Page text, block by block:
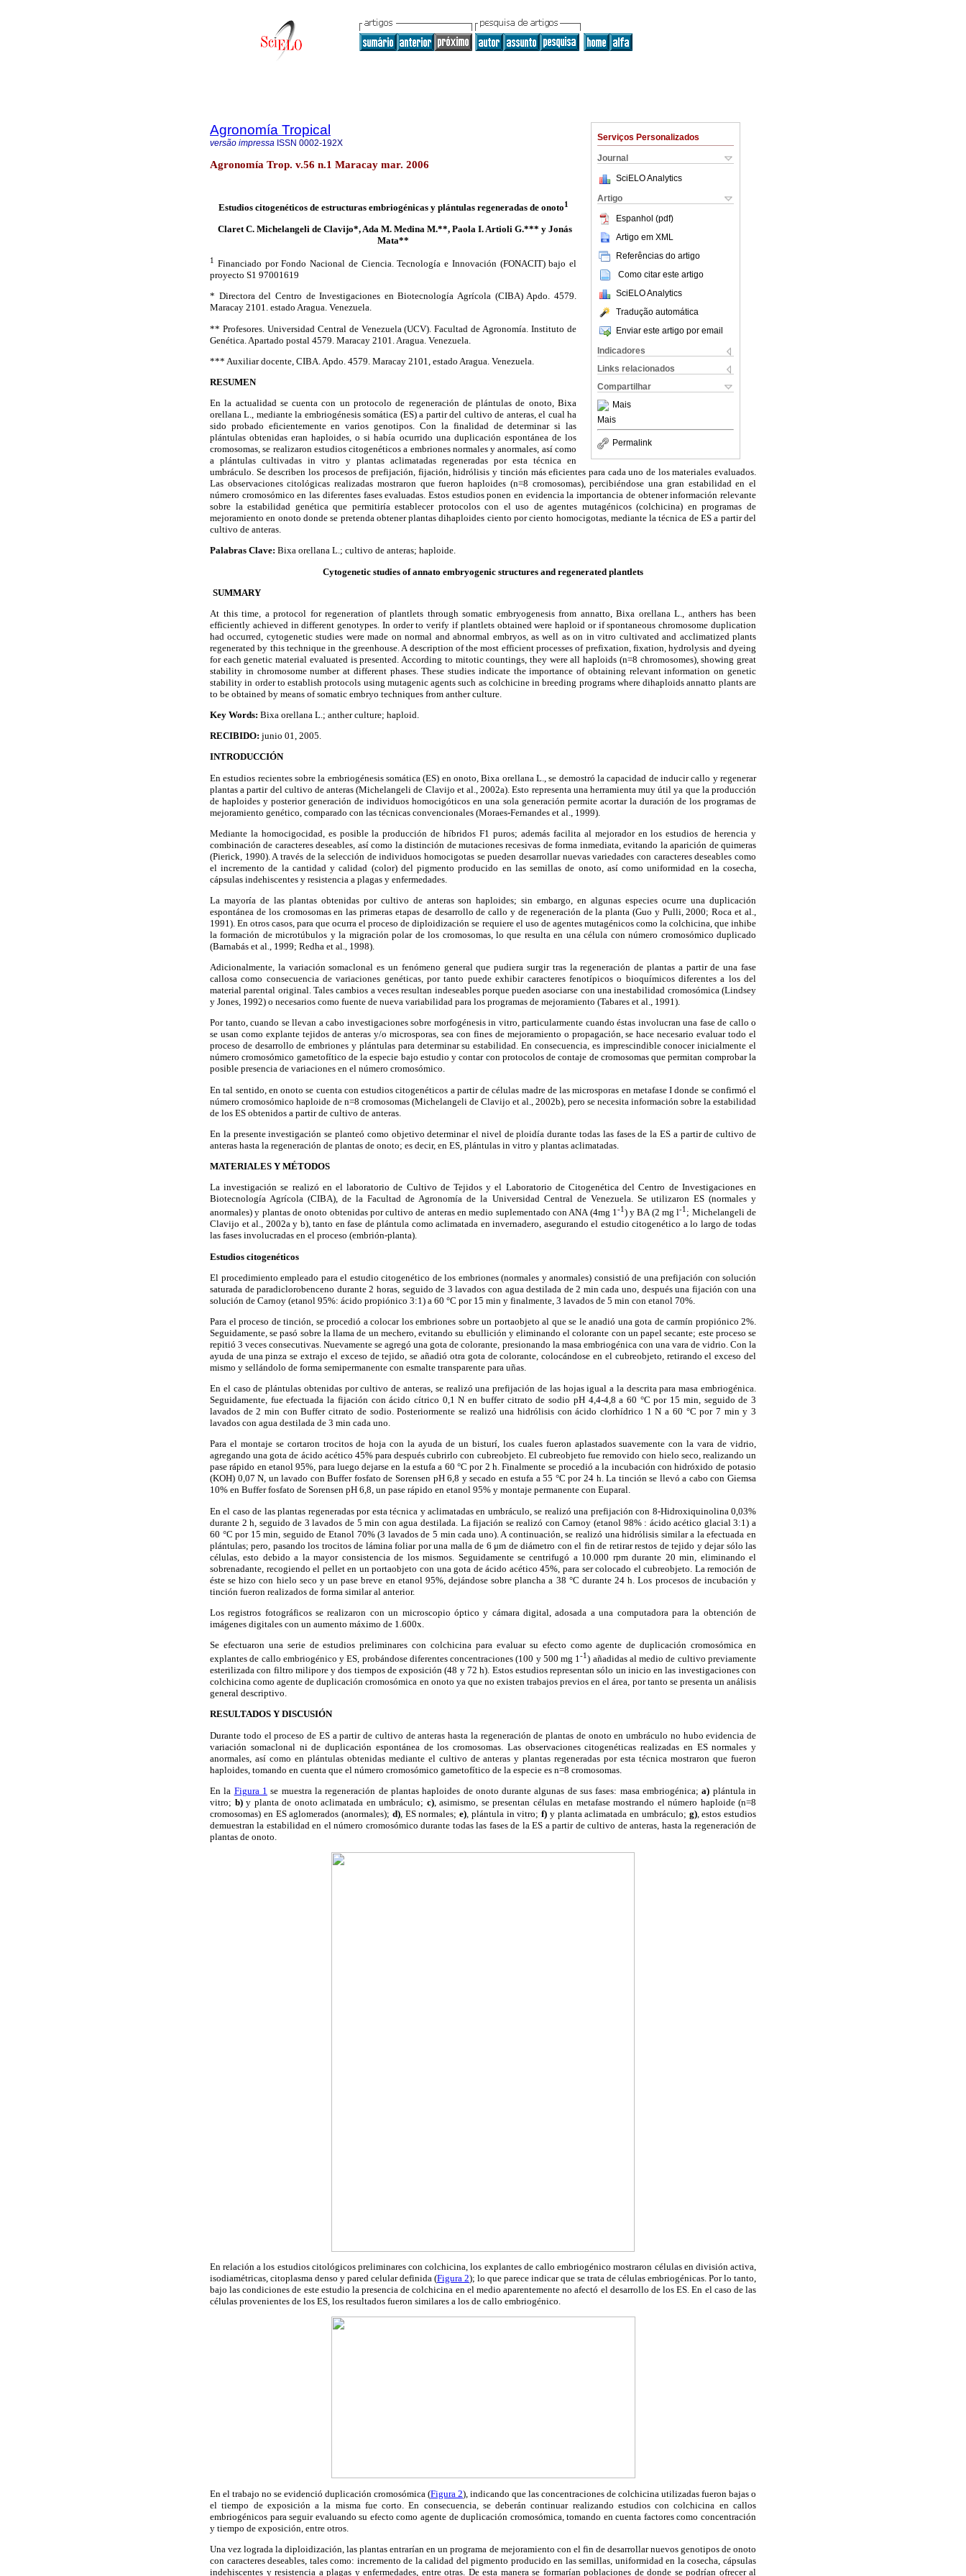
Serviços Personalizados
Journal
SciELO Analytics
Artigo
Espanhol (pdf)
Artigo em XML
Referências do artigo
Como citar este artigo
SciELO Analytics
Tradução automática
Enviar este artigo por email
Indicadores
Links relacionados
Compartilhar
Mais
Mais
Permalink
Agronomía Tropical
versão impressa ISSN 0002-192X
Agronomía Trop. v.56 n.1 Maracay mar. 2006
Estudios citogenéticos de estructuras embriogénicas y plántulas regeneradas de onoto1
Claret C. Michelangeli de Clavijo*, Ada M. Medina M.**, Paola I. Artioli G.*** y Jonás
Mata**
1 Financiado por Fondo Nacional de Ciencia. Tecnología e Innovación (FONACIT) bajo el
proyecto S1 97001619
* Directora del Centro de Investigaciones en Biotecnología Agrícola (CIBA) Apdo. 4579.
Maracay 2101. estado Aragua. Venezuela.
** Profesores. Universidad Central de Venezuela (UCV). Facultad de Agronomía. Instituto de
Genética. Apartado postal 4579. Maracay 2101. Aragua. Venezuela.
*** Auxiliar docente, CIBA. Apdo. 4579. Maracay 2101, estado Aragua. Venezuela.
RESUMEN
En la actualidad se cuenta con un protocolo de regeneración de plántulas de onoto, Bixa
orellana L., mediante la embriogénesis somática (ES) a partir del cultivo de anteras, el cual ha
sido probado eficientemente en varios genotipos. Con la finalidad de determinar si las
plántulas obtenidas eran haploides, o si había ocurrido una duplicación espontánea de los
cromosomas, se realizaron estudios citogenéticos a embriones normales y anormales, así como
a plántulas cultivadas in vitro y plantas aclimatadas regeneradas por esta técnica en
umbráculo. Se describen los procesos de prefijación, fijación, hidrólisis y tinción más eficientes para cada uno de los materiales evaluados.
Las observaciones citológicas realizadas mostraron que fueron haploides (n=8 cromosomas), percibiéndose una gran estabilidad en el
número cromosómico en las diferentes fases evaluadas. Estos estudios ponen en evidencia la importancia de obtener información relevante
sobre la estabilidad genética que permitiría establecer protocolos con el uso de agentes mutagénicos (colchicina) en programas de
mejoramiento en onoto donde se pretenda obtener plantas dihaploides ciento por ciento homocigotas, mediante la técnica de ES a partir del
cultivo de anteras.
Palabras Clave: Bixa orellana L.; cultivo de anteras; haploide.
Cytogenetic studies of annato embryogenic structures and regenerated plantlets
SUMMARY
At this time, a protocol for regeneration of plantlets through somatic embryogenesis from annatto, Bixa orellana L., anthers has been
efficiently achieved in different genotypes. In order to verify if plantlets obtained were haploid or if spontaneous chromosome duplication
had occurred, cytogenetic studies were made on normal and abnormal embryos, as well as on in vitro cultivated and acclimatized plants
regenerated by this technique in the greenhouse. A description of the most efficient processes of prefixation, fixation, hydrolysis and dyeing
for each genetic material evaluated is presented. According to mitotic countings, they were all haploids (n=8 chromosomes), showing great
stability in chromosome number at different phases. These studies indicate the importance of obtaining relevant information on genetic
stability in order to establish protocols using mutagenic agents such as colchicine in breeding programs where dihaploids annatto plants are
to be obtained by means of somatic embryo techniques from anther culture.
Key Words: Bixa orellana L.; anther culture; haploid.
RECIBIDO: junio 01, 2005.
INTRODUCCIÓN
En estudios recientes sobre la embriogénesis somática (ES) en onoto, Bixa orellana L., se demostró la capacidad de inducir callo y regenerar
plantas a partir del cultivo de anteras (Michelangeli de Clavijo et al., 2002a). Esto representa una herramienta muy útil ya que la producción
de haploides y posterior generación de individuos homocigóticos en una sola generación permite acortar la duración de los programas de
mejoramiento genético, comparado con las técnicas convencionales (Moraes-Fernandes et al., 1999).
Mediante la homocigocidad, es posible la producción de híbridos F1 puros; además facilita al mejorador en los estudios de herencia y
combinación de caracteres deseables, así como la distinción de mutaciones recesivas de forma inmediata, evitando la aparición de quimeras
(Pierick, 1990). A través de la selección de individuos homocigotas se pueden desarrollar nuevas variedades con caracteres deseables como
el incremento de la cantidad y calidad (color) del pigmento producido en las semillas de onoto, así como uniformidad en la cosecha,
cápsulas indehiscentes y resistencia a plagas y enfermedades.
La mayoría de las plantas obtenidas por cultivo de anteras son haploides; sin embargo, en algunas especies ocurre una duplicación
espontánea de los cromosomas en las primeras etapas de desarrollo de callo y de regeneración de la planta (Guo y Pulli, 2000; Roca et al.,
1991). En otros casos, para que ocurra el proceso de diploidización se requiere el uso de agentes mutagénicos como la colchicina, que inhibe
la formación de microtúbulos y la migración polar de los cromosomas, lo que resulta en una célula con número cromosómico duplicado
(Barnabás et al., 1999; Redha et al., 1998).
Adicionalmente, la variación somaclonal es un fenómeno general que pudiera surgir tras la regeneración de plantas a partir de una fase
callosa como consecuencia de variaciones genéticas, por tanto puede exhibir caracteres fenotípicos o bioquímicos diferentes a los del
material parental original. Tales cambios a veces resultan indeseables porque pueden asociarse con una inestabilidad cromosómica (Lindsey
y Jones, 1992) o necesarios como fuente de nueva variabilidad para los programas de mejoramiento (Tabares et al., 1991).
Por tanto, cuando se llevan a cabo investigaciones sobre morfogénesis in vitro, particularmente cuando éstas involucran una fase de callo o
se usan como explante tejidos de anteras y/o microsporas, sea con fines de mejoramiento o propagación, se hace necesario evaluar todo el
proceso de desarrollo de embriones y plántulas para determinar su estabilidad. En consecuencia, es imprescindible conocer inicialmente el
número cromosómico gametofítico de la especie bajo estudio y contar con protocolos de contaje de cromosomas que permitan comprobar la
posible presencia de variaciones en el número cromosómico.
En tal sentido, en onoto se cuenta con estudios citogenéticos a partir de células madre de las microsporas en metafase I donde se confirmó el
número cromosómico haploide de n=8 cromosomas (Michelangeli de Clavijo et al., 2002b), pero se necesita información sobre la estabilidad
de los ES obtenidos a partir de cultivo de anteras.
En la presente investigación se planteó como objetivo determinar el nivel de ploidía durante todas las fases de la ES a partir de cultivo de
anteras hasta la regeneración de plantas de onoto; es decir, en ES, plántulas in vitro y plantas aclimatadas.
MATERIALES Y MÉTODOS
La investigación se realizó en el laboratorio de Cultivo de Tejidos y el Laboratorio de Citogenética del Centro de Investigaciones en
Biotecnología Agrícola (CIBA), de la Facultad de Agronomía de la Universidad Central de Venezuela. Se utilizaron ES (normales y
anormales) y plantas de onoto obtenidas por cultivo de anteras en medio suplementado con ANA (4mg 1-1) y BA (2 mg l-1 ; Michelangeli de
Clavijo et al., 2002a y b), tanto en fase de plántula como aclimatada en invernadero, asegurando el estudio citogenético a lo largo de todas
las fases involucradas en el proceso (embrión-planta).
Estudios citogenéticos
El procedimiento empleado para el estudio citogenético de los embriones (normales y anormales) consistió de una prefijación con solución
saturada de paradiclorobenceno durante 2 horas, seguido de 3 lavados con agua destilada de 2 min cada uno, después una fijación con una
solución de Carnoy (etanol 95%: ácido propiónico 3:1) a 60 °C por 15 min y finalmente, 3 lavados de 5 min con etanol 70%.
Para el proceso de tinción, se procedió a colocar los embriones sobre un portaobjeto al que se le anadió una gota de carmín propiónico 2%.
Seguidamente, se pasó sobre la llama de un mechero, evitando su ebullición y eliminando el colorante con un papel secante; este proceso se
repitió 3 veces consecutivas. Nuevamente se agregó una gota de colorante, presionando la masa embriogénica con una vara de vidrio. Con la
ayuda de una pinza se extrajo el exceso de tejido, se añadió otra gota de colorante, colocándose en el cubreobjeto, retirando el exceso del
mismo y sellándolo de forma semipermanente con esmalte transparente para uñas.
En el caso de plántulas obtenidas por cultivo de anteras, se realizó una prefijación de las hojas igual a la descrita para masa embriogénica.
Seguidamente, fue efectuada la fijación con ácido cítrico 0,1 N en buffer citrato de sodio pH 4,4-4,8 a 60 °C por 15 min, seguido de 3
lavados de 2 min con Buffer citrato de sodio. Posteriormente se realizó una hidrólisis con ácido clorhídrico 1 N a 60 °C por 7 min y 3
lavados con agua destilada de 3 min cada uno.
Para el montaje se cortaron trocitos de hoja con la ayuda de un bisturí, los cuales fueron aplastados suavemente con la vara de vidrio,
agregando una gota de ácido acético 45% para después cubrirlo con cubreobjeto. El cubreobjeto fue removido con hielo seco, realizando un
pase rápido en etanol 95%, para luego dejarse en la estufa a 60 °C por 2 h. Finalmente se procedió a la incubación con hidróxido de potasio
(KOH) 0,07 N, un lavado con Buffer fosfato de Sorensen pH 6,8 y secado en estufa a 55 °C por 24 h. La tinción se llevó a cabo con Giemsa
10% en Buffer fosfato de Sorensen pH 6,8, un pase rápido en etanol 95% y montaje permanente con Euparal.
En el caso de las plantas regeneradas por esta técnica y aclimatadas en umbráculo, se realizó una prefijación con 8-Hidroxiquinolina 0,03%
durante 2 h, seguido de 3 lavados de 5 min con agua destilada. La fijación se realizó con Carnoy (etanol 98% : ácido acético glacial 3:1) a
60 °C por 15 min, seguido de Etanol 70% (3 lavados de 5 min cada uno). A continuación, se realizó una hidrólisis similar a la efectuada en
plántulas; pero, pasando los trocitos de lámina foliar por una malla de 6 μm de diámetro con el fin de retirar restos de tejido y dejar sólo las
células, esto debido a la mayor consistencia de los mismos. Seguidamente se centrifugó a 10.000 rpm durante 20 min, eliminando el
sobrenadante, recogiendo el pellet en un portaobjeto con una gota de ácido acético 45%, para ser colocado el cubreobjeto. La remoción de
éste se hizo con hielo seco y un pase breve en etanol 95%, dejándose sobre plancha a 38 °C durante 24 h. Los procesos de incubación y
tinción fueron realizados de forma similar al anterior.
Los registros fotográficos se realizaron con un microscopio óptico y cámara digital, adosada a una computadora para la obtención de
imágenes digitales con un aumento máximo de 1.600x.
Se efectuaron una serie de estudios preliminares con colchicina para evaluar su efecto como agente de duplicación cromosómica en
explantes de callo embriogénico y ES, probándose diferentes concentraciones (100 y 500 mg 1-1) añadidas al medio de cultivo previamente
esterilizada con filtro milipore y dos tiempos de exposición (48 y 72 h). Estos estudios representan sólo un inicio en las investigaciones con
colchicina como agente de duplicación cromosómica en onoto ya que no existen trabajos previos en el área, por tanto se presenta un análisis
general descriptivo.
RESULTADOS Y DISCUSIÓN
Durante todo el proceso de ES a partir de cultivo de anteras hasta la regeneración de plantas de onoto en umbráculo no hubo evidencia de
variación somaclonal ni de duplicación espontánea de los cromosomas. Las observaciones citogenéticas realizadas en ES normales y
anormales, así como en plántulas obtenidas mediante el cultivo de anteras y plantas regeneradas por esta técnica mostraron que fueron
haploides, tomando en cuenta que el número cromosómico gametofítico de la especie es n=8 cromosomas.
En la Figura 1 se muestra la regeneración de plantas haploides de onoto durante algunas de sus fases: masa embriogénica;a) plántula in
vitro; b)y planta de onoto aclimatada en umbráculo; c), asimismo, se presentan células en metafase mostrando el número haploide (n=8
cromosomas) en ES aglomerados (anormales); d), ES normales; e) , plántula in vitro; f) y planta aclimatada en umbráculo; g), estos estudios
demuestran la estabilidad en el número cromosómico durante todas las fases de la ES a partir de cultivo de anteras, hasta la regeneración de
plantas de onoto.
En relación a los estudios citológicos preliminares con colchicina, los explantes de callo embriogénico mostraron células en división activa,
isodiamétricas, citoplasma denso y pared celular definida (Figura 2); lo que parece indicar que se trata de células embriogénicas. Por lo tanto,
bajo las condiciones de este estudio la presencia de colchicina en el medio aparentemente no afectó el desarrollo de los ES. En el caso de las
células provenientes de los ES, los resultados fueron similares a los de callo embriogénico.
En el trabajo no se evidenció duplicación cromosómica (Figura 2), indicando que las concentraciones de colchicina utilizadas fueron bajas o
el tiempo de exposición a la misma fue corto. En consecuencia, se deberán continuar realizando estudios con colchicina en callos
embriogénicos para seguir evaluando su efecto como agente de duplicación cromosómica, tomando en cuenta factores como concentración
y tiempo de exposición, entre otros.
Una vez lograda la diploidización, las plantas entrarían en un programa de mejoramiento con el fin de desarrollar nuevos genotipos de onoto
con caracteres deseables, tales como: incremento de la calidad del pigmento producido en las semillas, uniformidad en la cosecha, cápsulas
indehiscentes y resistencia a plagas y enfermedades, entre otras. De esta manera se formarían poblaciones de donde se podrían ofrecer al